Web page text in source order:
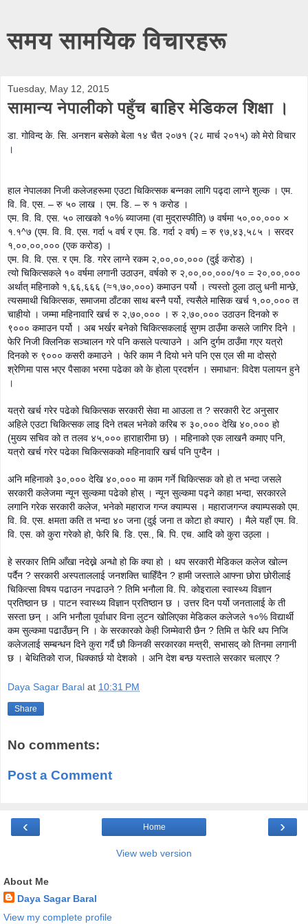
समय सामयिक विचारहरू
Tuesday, May 12, 2015
सामान्य नेपालीको पहुँच बाहिर मेडिकल शिक्षा ।
डा. गोविन्द के. सि. अनशन बसेको बेला १४ चैत २०७१ (२८ मार्च २०१५) को मेरो विचार
।
हाल नेपालका निजी कलेजहरूमा एउटा चिकित्सक बन्नका लागि पढ्दा लाग्ने शुल्क । एम.
वि. वि. एस. – रु ५० लाख । एम. डि. – रु १ करोड ।
एम. वि. वि. एस. ५० लाखको १०% ब्याजमा (वा मुद्रास्फीति) ७ वर्षमा ५०,००,००० ×
१.१^७ (एम. वि. वि. एस. गर्दा ५ वर्ष र एम. डि. गर्दा २ वर्ष) ‌= रु ९७,४३,५८५ । सरदर
१,००,००,००० (एक करोड) ।
एम. वि. वि. एस. र एम. डि. गरेर लाग्ने रकम २,००,००,००० (दुई करोड) ।
त्यो चिकित्सकले १० वर्षमा लगानी उठाउन, वर्षको रु २,००,००,०००/१० ‌= २०,००,०००
अर्थात् महिनाको १,६६,६६६ (≈१,७०,०००) कमाउन पर्यो । त्यस्तो ठूला ठालु धनी मान्छे,
त्यसमाथी चिकित्सक, समाजमा ठाँटका साथ बस्नै पर्यो, त्यसैले मासिक खर्च १,००,००० त
चाहीयो । जम्मा महिनावारि खर्च रु २,७०,००० । रु २,७०,००० उठाउन दिनको रु
९००० कमाउन पर्यो । अब भर्खर बनेको चिकित्सकलाई सुगम ठाउँमा कसले जागिर दिने ।
फेरि निजी क्लिनिक सञ्चालन गरे पनि कसले पत्याउने । अनि दुर्गम ठाउँमा गएर यत्रो
दिनको रु ९००० कसरी कमाउने । फेरि काम नै दियो भने पनि एस एल सी मा दोस्रो
श्रेणिमा पास भएर पैसाका भरमा पढेका को के होला प्रदर्शन । समाधान: विदेश पलायन हुने
।
यत्रो खर्च गरेर पढेको चिकित्सक सरकारी सेवा मा आउला त ? सरकारी रेट अनुसार
अहिले एउटा चिकित्सक लाइ दिने तबल भनेको करिब रु ३०,००० देखि ४०,००० हो
(मुख्य सचिव को त तलव ४५,००० हाराहारीमा छ) । महिनाको एक लाखनै कमाए पनि,
यत्रो खर्च गरेर पढेका चिकित्सकको महिनावारि खर्च पनि पुग्दैन ।
अनि महिनाको ३०,००० देखि ४०,००० मा काम गर्ने चिकित्सक को हो त भन्दा जसले
सरकारी कलेजमा न्यून सुल्कमा पढेको होस् । न्यून सुल्कमा पढ्ने काहा भन्दा, सरकारले
लगानि गरेक सरकारी कलेज, भनेको महाराज गन्ज क्याम्पस । महाराजगन्ज क्याम्पसको एम.
वि. वि. एस. क्षमता कति त भन्दा ४० जना (दुई जना त कोटा हो क्यार) । मैले यहाँ एम. वि.
वि. एस. को कुरा गरेको हो, फेरि बि. डि. एस., बि. पि. एच. आदि को कुरा उठ्ला ।
हे सरकार तिमि आँखा नदेख्ने अन्धो हो कि क्या हो । थप सरकारी मेडिकल कलेज खोल्न
पर्दैन ? सरकारी अस्पताललाई जनशक्ति चाहिँदैन ? हामी जस्ताले आफ्ना छोरा छोरीलाई
चिकित्सा विषय पढाउन नपढाउने ? तिमि भनौला वि. पि. कोइराला स्वास्थ्य विज्ञान
प्रतिष्ठान छ । पाटन स्वास्थ्य विज्ञान प्रतिष्ठान छ । उत्तर दिन पर्यो जनतालाई के ती
सस्ता छन् । अनि भनौला पूर्वाधार विना लुटन खोलिएका मेडिकल कलेजले १०% विद्यार्थी
कम सुल्कमा पढाउँछन् नि । के सरकारको केही जिम्मेवारी छैन ? तिमि त फेरि थप निजि
कलेजलाई सम्बन्धन दिने कुरा गर्दै छौ किनकी सरकारका मन्त्री, सभासद् को तिनमा लगानी
छ । बेथितिको राज, धिक्कार्छ यो देशको । अनि देश बन्छ यस्ताले सरकार चलाएर ?
Daya Sagar Baral at 10:31 PM
Share
No comments:
Post a Comment
‹ ›
Home
View web version
About Me
Daya Sagar Baral
View my complete profile